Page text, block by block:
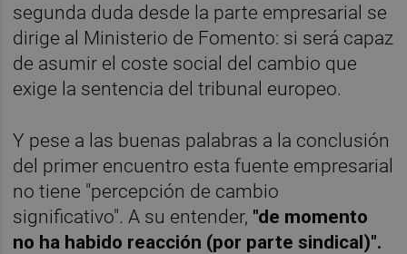
segunda duda desde la parte empresarial se
dirige al Ministerio de Fomento: si será capaz
de asumir el coste social del cambio que
exige la sentencia del tribunal europeo.
Y pese a las buenas palabras a la conclusión
del primer encuentro esta fuente empresarial
no tiene "percepción de cambio
significativo". A su entender, "de momento
no ha habido reacción (por parte sindical)".